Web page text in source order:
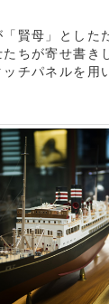
賢母」とした
ちが寄せ書き
チパネルを用